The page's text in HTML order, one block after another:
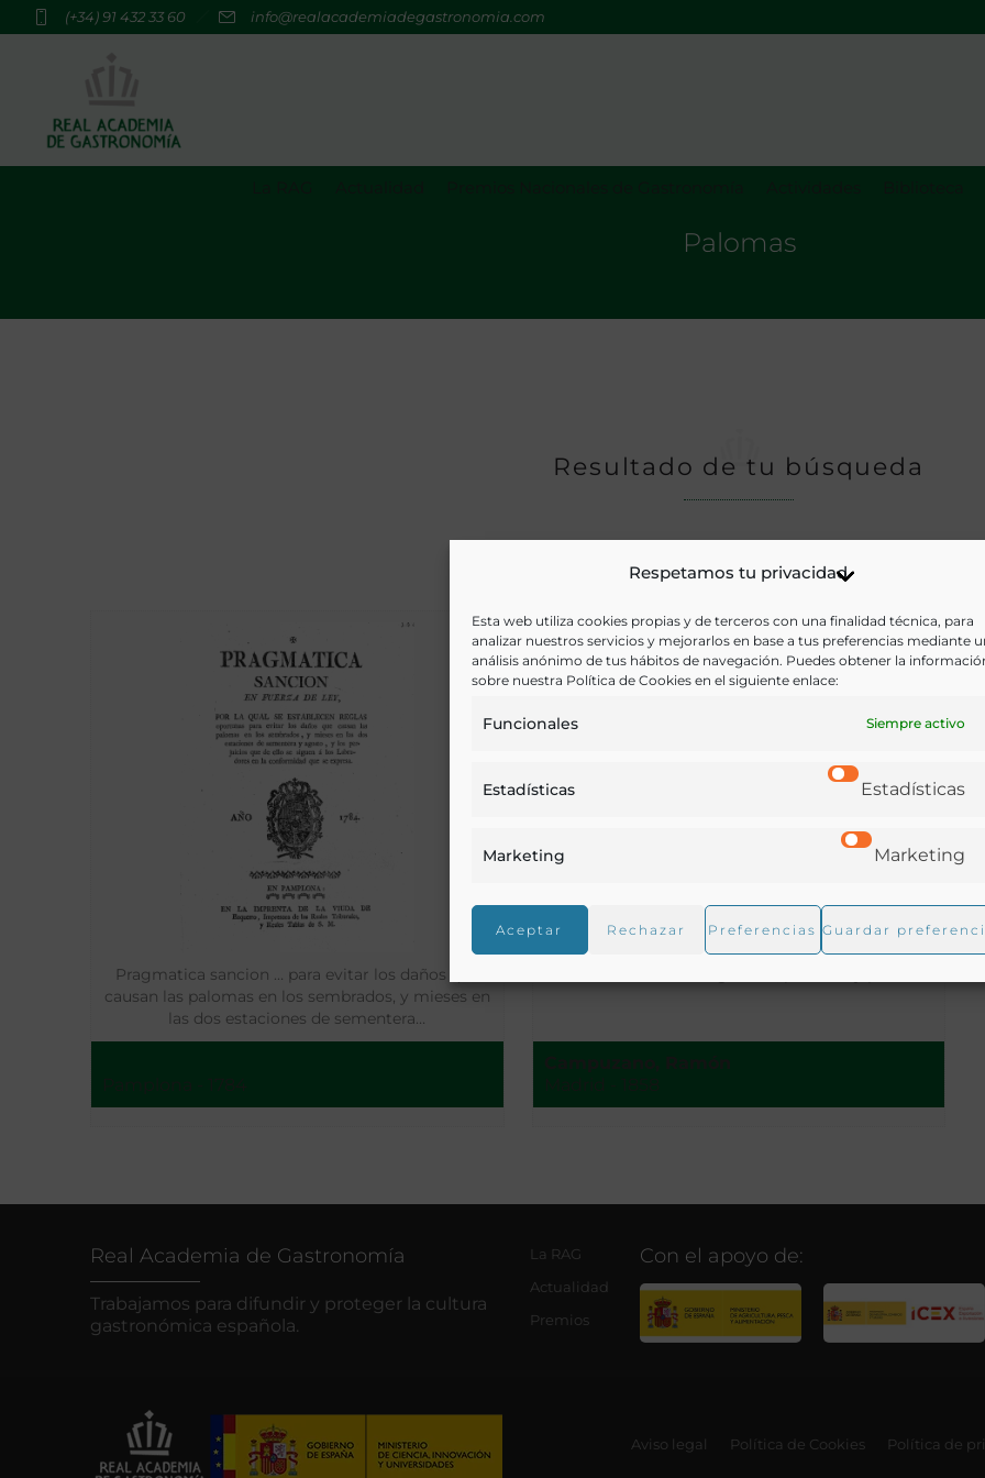
Respetamos tu privacidad
Esta web utiliza cookies propias y de terceros con una finalidad técnica, para
analizar nuestros servicios y mejorarlos en base a tus preferencias mediante
análisis anónimo de tus hábitos de navegación. Puedes obtener la
sobre nuestra Política de Cookies en el siguiente enlace:
Funcionales Siempre activo
Estadísticas Estadísticas
Marketing Marketing
Aceptar Rechazar Preferencias Guardar
(+34) 91 432 33 60 info@realacademiadegastronomia.com
Palomas
Resultado de tu búsqueda
Pragmatica sancion … para evitar los daños que
causan las palomas en los sembrados, y mieses en
las dos estaciones de sementera…
Real Academia de Gastronomía
Trabajamos para difundir y proteger la cultura
gastronómica española.
La RAG
Actualidad
Premios
Con el apoyo de:
Aviso legal Política de Cookies Política de